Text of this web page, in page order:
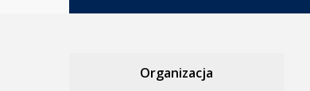
Organizacja